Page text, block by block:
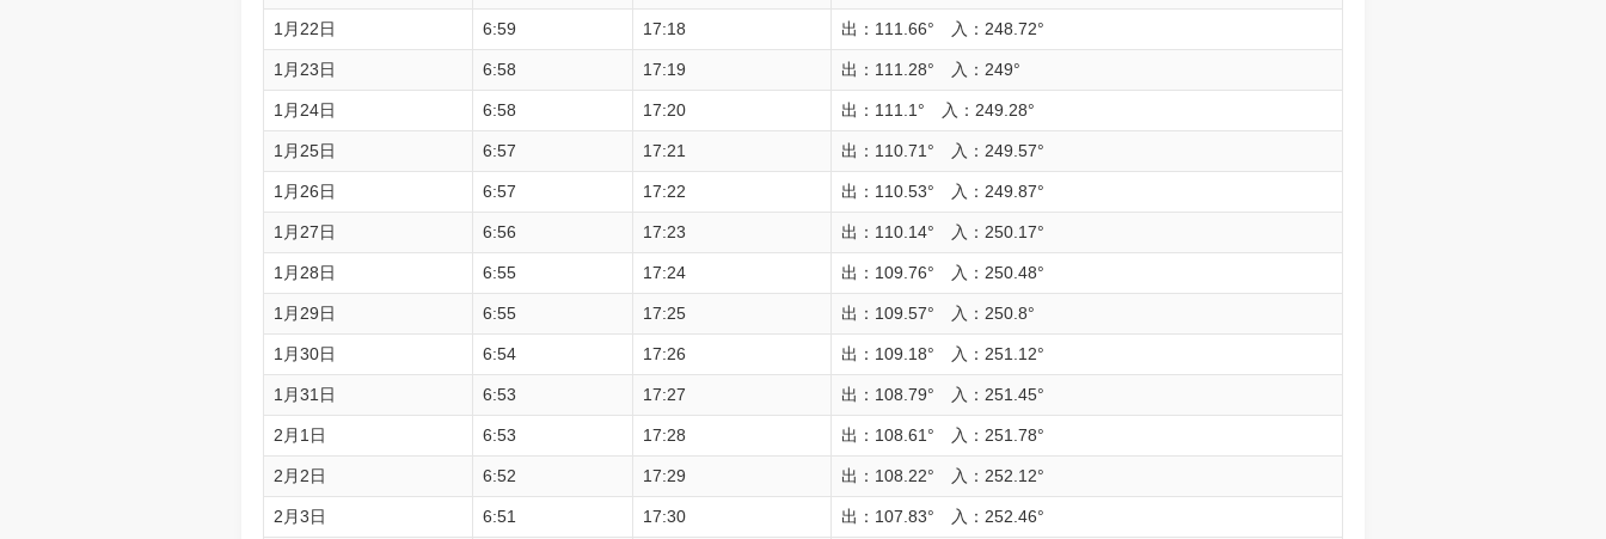
1月22日 6:59 17:18 出：111.66° 入：248.72°
1月23日 6:58 17:19 出：111.28° 入：249°
1月24日 6:58 17:20 出：111.1° 入：249.28°
1月25日 6:57 17:21 出：110.71° 入：249.57°
1月26日 6:57 17:22 出：110.53° 入：249.87°
1月27日 6:56 17:23 出：110.14° 入：250.17°
1月28日 6:55 17:24 出：109.76° 入：250.48°
1月29日 6:55 17:25 出：109.57° 入：250.8°
1月30日 6:54 17:26 出：109.18° 入：251.12°
1月31日 6:53 17:27 出：108.79° 入：251.45°
2月1日 6:53 17:28 出：108.61° 入：251.78°
2月2日 6:52 17:29 出：108.22° 入：252.12°
2月3日 6:51 17:30 出：107.83° 入：252.46°